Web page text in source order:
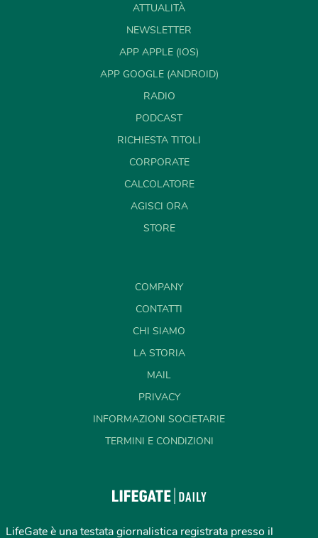
ATTUALITÀ
NEWSLETTER
APP APPLE (IOS)
APP GOOGLE (ANDROID)
RADIO
PODCAST
RICHIESTA TITOLI
CORPORATE
CALCOLATORE
AGISCI ORA
STORE
COMPANY
CONTATTI
CHI SIAMO
LA STORIA
MAIL
PRIVACY
INFORMAZIONI SOCIETARIE
TERMINI E CONDIZIONI
LifeGate è una testata giornalistica registrata presso il